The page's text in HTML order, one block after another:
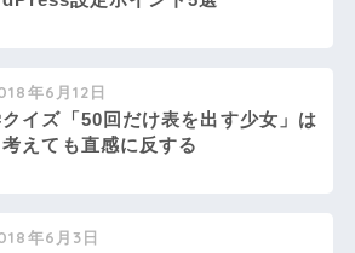
年6月12日
イズ「50回だけ表を出す少女」は
考えても直感に反する
年6月3日